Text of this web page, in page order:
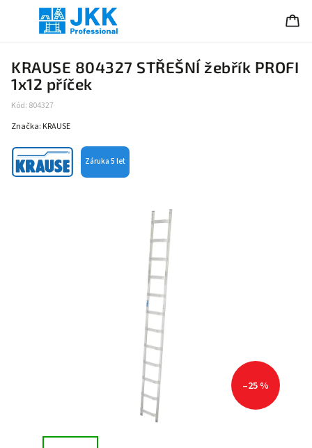
KRAUSE 804327 STŘEŠNÍ žebřík PROFI
1x12 příček
Kód: 804327
Záruka 5 let
Značka: KRAUSE
–25 %